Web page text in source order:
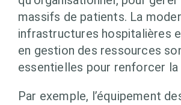
massifs de patients. La
infrastructures hospitalières
en gestion des ressources
essentielles pour renforcer la
Par exemple, l’équipement